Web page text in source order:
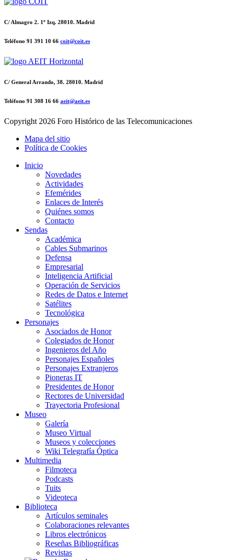
C/ Almagro 2. 1º Izq. 28010. Madrid
Teléfono 91 391 10 66 coit@coit.es
C/ General Arrando, 38. 28010. Madrid
Teléfono 91 308 16 66 aeit@aeit.es
Copyright 2026 Foro Histórico de las Telecomunicaciones
Mapa del sitio
Política de Cookies
Inicio
Novedades
Actividades
Efemérides
Enlaces de Interés
Quiénes somos
Contacto
Sendas
Académica
Cables Submarinos
Defensa
Empresarial
Inteligencia Artificial
Operación de Servicios
Redes de Datos e Internet
Satélites
Tecnológica
Personajes
Asociados de Honor
Colegiados de Honor
Ingenieros del Año
Personajes Españoles
Personajes Extranjeros
Pioneras IT
Presidentes de Honor
Rectores de Universidad
Trayectoria Profesional
Museo
Galería
Museo Virtual
Museos y colecciones
Wiki Telegrafía Óptica
Multimedia
Filmoteca
Podcasts
Tuits
Videoteca
Biblioteca
Artículos seminales
Colaboraciones relevantes
Libros electrónicos
Reseñas Bibliográficas
Revistas